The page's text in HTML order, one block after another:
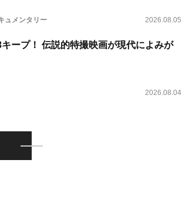
ュメンタリー 2026.08.05
ープ！ 伝説的特撮映画が現代によみが
2026.08.04